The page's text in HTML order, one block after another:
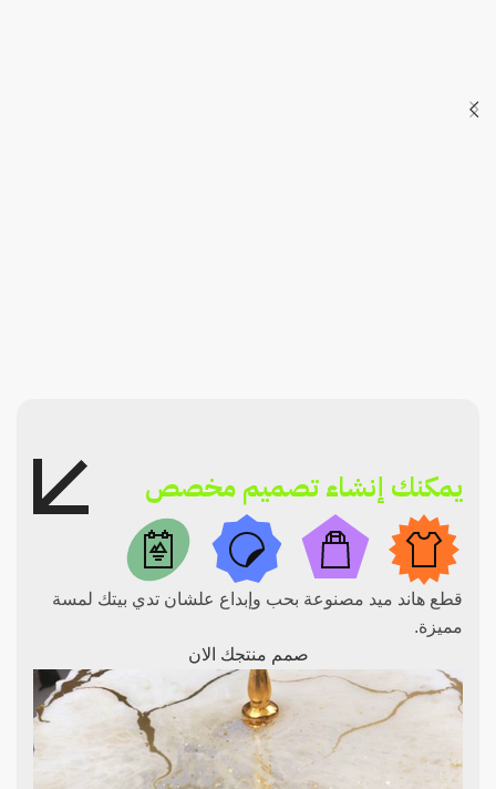
يمكنك إنشاء تصميم مخصص
قطع هاند ميد مصنوعة بحب وإبداع علشان تدي بيتك لمسة
مميزة.
صمم منتجك الان